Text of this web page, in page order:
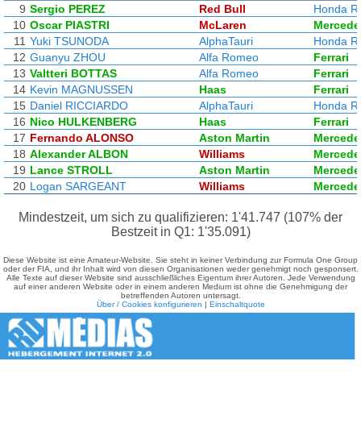
9 Sergio PEREZ Red Bull
Honda
10 Oscar PIASTRI McLaren
11 Yuki TSUNODA AlphaTauri
Honda
12 Guanyu ZHOU Alfa Romeo
Ferrari
13 Valtteri BOTTAS Alfa Romeo
Ferrari
14 Kevin MAGNUSSEN Haas
Ferrari
15 Daniel RICCIARDO AlphaTauri
Honda
16 Nico HULKENBERG Haas
Ferrari
17 Fernando ALONSO Aston Martin
18 Alexander ALBON Williams
19 Lance STROLL Aston Martin
20 Logan SARGEANT Williams
Mindestzeit, um sich zu qualifizieren: 1'41.747 (107% der
Bestzeit in Q1: 1'35.091)
Diese Website ist eine Amateur-Website. Sie steht in keiner Verbindung zur Formula One Group
oder der FIA, und ihr Inhalt wird von diesen Organisationen weder genehmigt noch gesponsert.
Alle Texte auf dieser Website sind ausschließliches Eigentum ihrer Autoren. Jede Verwendung
auf einer anderen Website oder in einem anderen Medium ist ohne die Genehmigung der
betreffenden Autoren untersagt.
Über / Cookies konfigurieren | Einschaltquote